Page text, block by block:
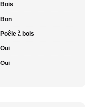
Bois
Bon
Poêle à bois
Oui
Oui